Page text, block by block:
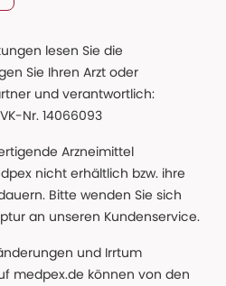
lesen Sie die
Sie Ihren Arzt oder
und verantwortlich:
Nr. 14066093
Arzneimittel
nicht erhältlich bzw. ihre
Bitte wenden Sie sich
an unseren Kundenservice.
und Irrtum
medpex.de können von den